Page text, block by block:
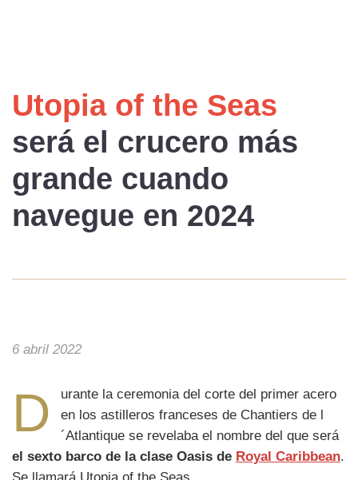
Utopia of the Seas
será el crucero más
grande cuando
navegue en 2024
6 abril 2022
D
urante la ceremonia del corte del primer acero
en los astilleros franceses de Chantiers de l
´Atlantique se revelaba el nombre del que será
el sexto barco de la clase Oasis de Royal Caribbean.
Se llamará Utopia of the Seas.